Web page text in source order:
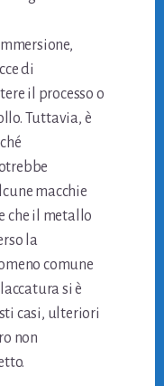
di
il processo o
Tuttavia, è
macchie
che il metallo
la
comune
si è
casi, ulteriori
non